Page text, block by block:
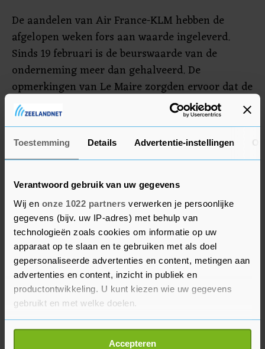
Toestemming Details Advertentie-instellingen
Verantwoord gebruik van uw gegevens
Wij en onze 1022 partners verwerken je persoonlijke
gegevens (bijv. uw IP-adres) met behulp van
technologieën zoals cookies om informatie op uw
apparaat op te slaan en te gebruiken met als doel
gepersonaliseerde advertenties en content, metingen aan
advertenties en content, inzicht in publiek en
productontwikkeling. U kunt kiezen wie uw gegevens
gebruikt en met welke doelen.
Als u het toestaat, willen we ook graag:
Accepteren
De aandelen van Air France-KLM hebben de
afgelopen weken fors aan waarde ingeleverd.
Sinds 19 februari is de beurswaarde van de
onderneming meer dan gehalveerd. De
opmerkingen van Le Maire zorgden ervoor dat de
verliezen donderdag iets terugliepen, al noteerde
het aandeel aan het begin van de middag nog
altijd krap 6 procent lager.